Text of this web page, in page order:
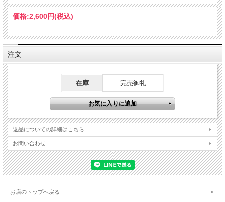
価格:2,600円(税込)
注文
在庫 完売御礼
返品についての詳細はこちら
お問い合わせ
お店のトップへ戻る